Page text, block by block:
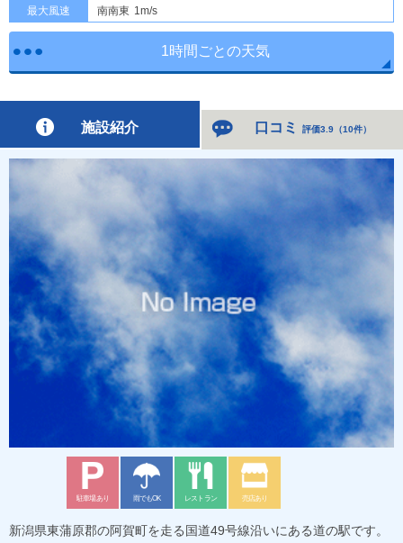
最大風速 南南東 1m/s
1時間ごとの天気
施設紹介 口コミ 評価3.9 （10件）
駐車場あり 雨でもOK レストラン 売店あり
新潟県東蒲原郡の阿賀町を走る国道49号線沿いにある道の駅です。